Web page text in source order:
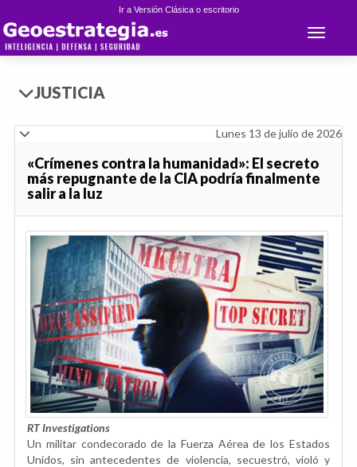
Ir a Versión Clásica o escritorio
Toggle
JUSTICIA
Lunes 13 de julio de 2026
«Crímenes contra la humanidad»: El secreto
más repugnante de la CIA podría finalmente
salir a la luz
RT Investigations
Un militar condecorado de la Fuerza Aérea de los Estados
Unidos, sin antecedentes de violencia, secuestró, violó y